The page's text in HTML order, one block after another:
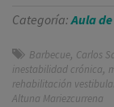
Categoría:Aula
Barbecue, Carlos
inestabilidad crónica,
rehabilitación
Altuna Mariezcurrena